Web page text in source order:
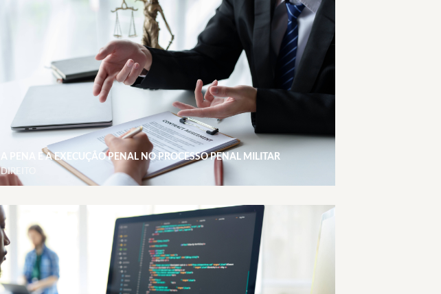
A PENA E A EXECUÇÃO PENAL NO PROCESSO PENAL MILITAR
DIREITO